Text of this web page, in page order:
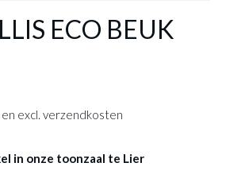
ECO BEUK
en excl. verzendkosten
in onze toonzaal te Lier